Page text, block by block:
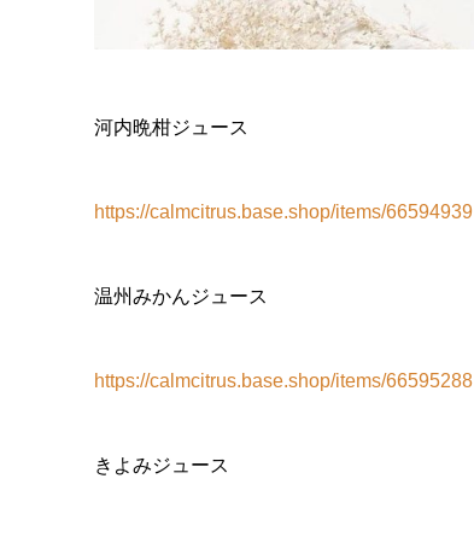
河内晩柑ジュース
https://calmcitrus.base.shop/items/66594939
温州みかんジュース
https://calmcitrus.base.shop/items/66595288
きよみジュース